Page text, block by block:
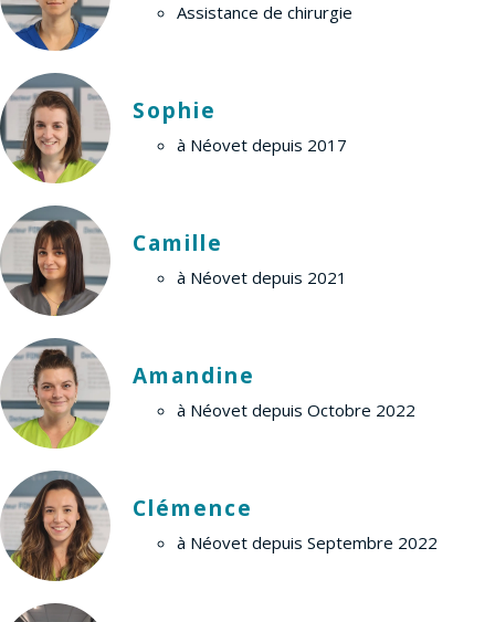
Assistance de chirurgie
Sophie
à Néovet depuis 2017
Camille
à Néovet depuis 2021
Amandine
à Néovet depuis Octobre 2022
Clémence
à Néovet depuis Septembre 2022